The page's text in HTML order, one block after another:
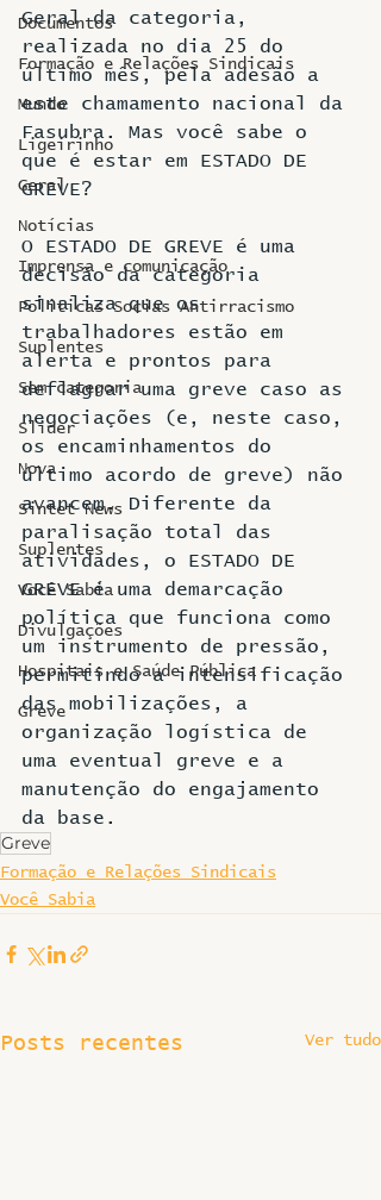
Documentos
Formação e Relações Sindicais
Mundo
Ligeirinho
Geral
Notícias
Imprensa e comunicação
Politicas Socias Antirracismo
Suplentes
Sem categoria
Slider
Nova
Sintet News
Suplentes
Você Sabia
Divulgações
Hospitais e Saúde Pública
Greve
Geral da categoria,
realizada no dia 25 do
último mês, pela adesão a
este chamamento nacional da
Fasubra. Mas você sabe o
que é estar em ESTADO DE
GREVE?
O ESTADO DE GREVE é uma
decisão da categoria
sinaliza que os
trabalhadores estão em
alerta e prontos para
deflagrar uma greve caso as
negociações (e, neste caso,
os encaminhamentos do
último acordo de greve) não
avancem. Diferente da
paralisação total das
atividades, o ESTADO DE
GREVE é uma demarcação
política que funciona como
um instrumento de pressão,
permitindo a intensificação
das mobilizações, a
organização logística de
uma eventual greve e a
manutenção do engajamento
da base.
Greve
Formação e Relações Sindicais
Você Sabia
Posts recentes Ver tudo